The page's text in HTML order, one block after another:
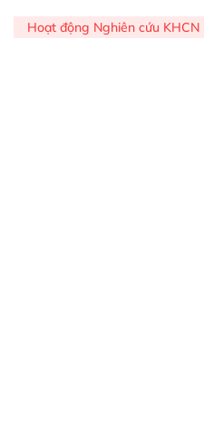
Hoạt động Nghiên cứu KHCN